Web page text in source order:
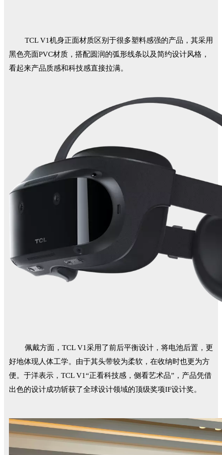
TCL V1机身正面材质区别于很多塑料感强的产品，其采用
黑色亮面PVC材质，搭配圆润的弧形线条以及简约设计风格，
看起来产品质感和科技感直接拉满。
佩戴方面，TCL V1采用了前后平衡设计，将电池后置，更
好地体现人体工学。由于其头带较为柔软，在收纳时也更为方
便。于洋表示，TCL V1“正看科技感，侧看艺术品”，产品凭借
出色的设计成功斩获了全球设计领域的顶级奖项IF设计奖。